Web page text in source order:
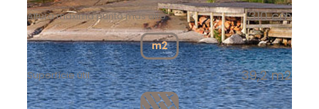
Altura máxima punto más alto 310 cm
Superfície útil 39,2 m2